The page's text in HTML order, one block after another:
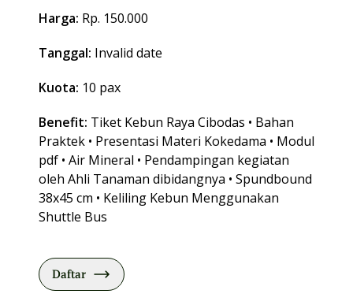
Harga: Rp. 150.000
Tanggal: Invalid date
Kuota: 10 pax
Benefit: Tiket Kebun Raya Cibodas • Bahan
Praktek • Presentasi Materi Kokedama • Modul
pdf • Air Mineral • Pendampingan kegiatan
oleh Ahli Tanaman dibidangnya • Spundbound
38x45 cm • Keliling Kebun Menggunakan
Shuttle Bus
Daftar